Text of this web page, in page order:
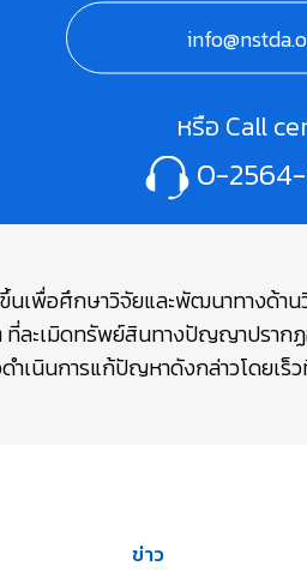
หรือ Call
0-
เพื่อศึกษาวิจัยและพัฒนาทางด้าน
ละเมิดทรัพย์สินทางปัญญาปรากฏ
ำเนินการแก้ปัญหาดังกล่าวโดยเร็
ข่าว